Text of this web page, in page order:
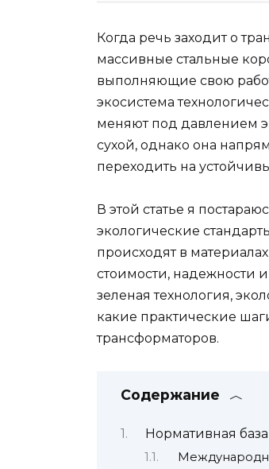
Когда речь заходит о
массивные стальные
выполняющие свою
экосистема
меняют под давлением
сухой, однако она
переходить на
В этой статье я
экологические
происходят в
стоимости, надежности
зеленая технология,
какие практические
трансформаторов.
Содержание
Нормативная